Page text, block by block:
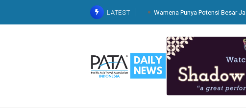
LATEST Wamena Punya Potensi Besar
Dari Balik Dapur Pegawai Bagian
Kereta
Belajar
Tingkatkan Standarisasi Kualitas
Basic Hospitality untuk Petugas